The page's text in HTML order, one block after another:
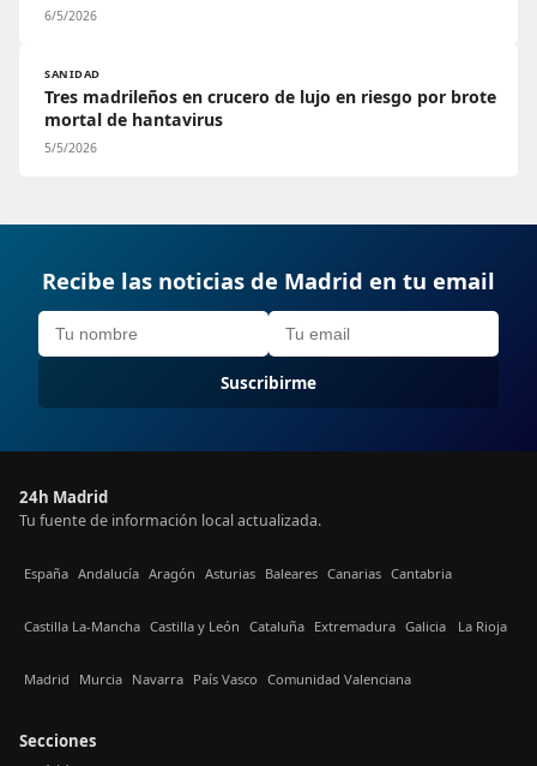
6/5/2026
SANIDAD
Tres madrileños en crucero de lujo en riesgo por brote
mortal de hantavirus
5/5/2026
Recibe las noticias de Madrid en tu email
Suscribirme
24h Madrid
Tu fuente de información local actualizada.
España Andalucía Aragón Asturias Baleares Canarias Cantabria
Castilla La-Mancha Castilla y León Cataluña Extremadura Galicia La Rioja
Madrid Murcia Navarra País Vasco Comunidad Valenciana
Secciones